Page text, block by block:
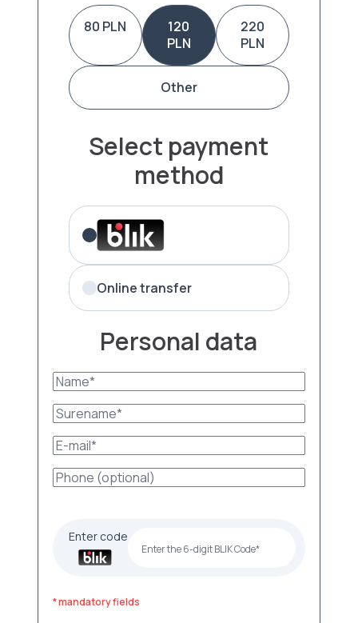
80 PLN
120
PLN
220
PLN
Other
Select payment
method
Online transfer
Personal data
Enter code
* mandatory fields